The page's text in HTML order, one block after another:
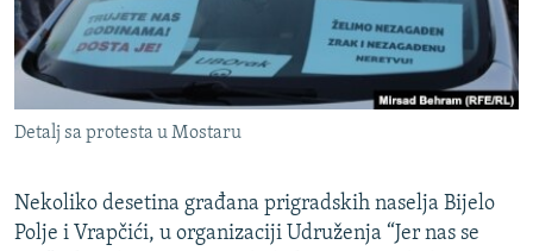
DNEVNO@RSE
SPECIJALI RSE
VIŠE OD NASLOVA
GENOCID U SREBRENICI
POPLAVE I KLIZIŠTA U BIH 2024.
TV LIBERTY
PRATITE NAS
Sve RFE/RL stranice
Detalj sa protesta u Mostaru
Nekoliko desetina građana prigradskih naselja Bijelo
Polje i Vrapčići, u organizaciji Udruženja “Jer nas se